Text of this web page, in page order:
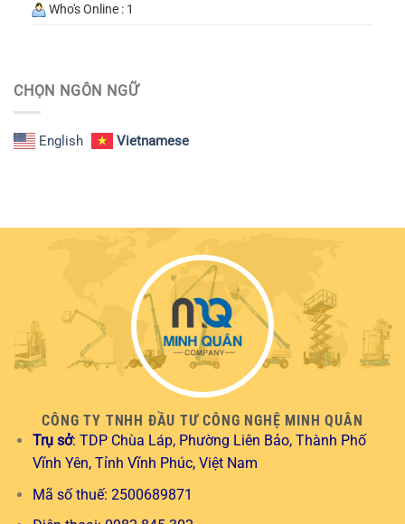
Who's Online : 1
CHỌN NGÔN NGỮ
English Vietnamese
CÔNG TY TNHH ĐẦU TƯ CÔNG NGHỆ MINH QUÂN
Trụ sở: TDP Chùa Láp, Phường Liên Bảo, Thành Phố
Vĩnh Yên, Tỉnh Vĩnh Phúc, Việt Nam
Mã số thuế: 2500689871